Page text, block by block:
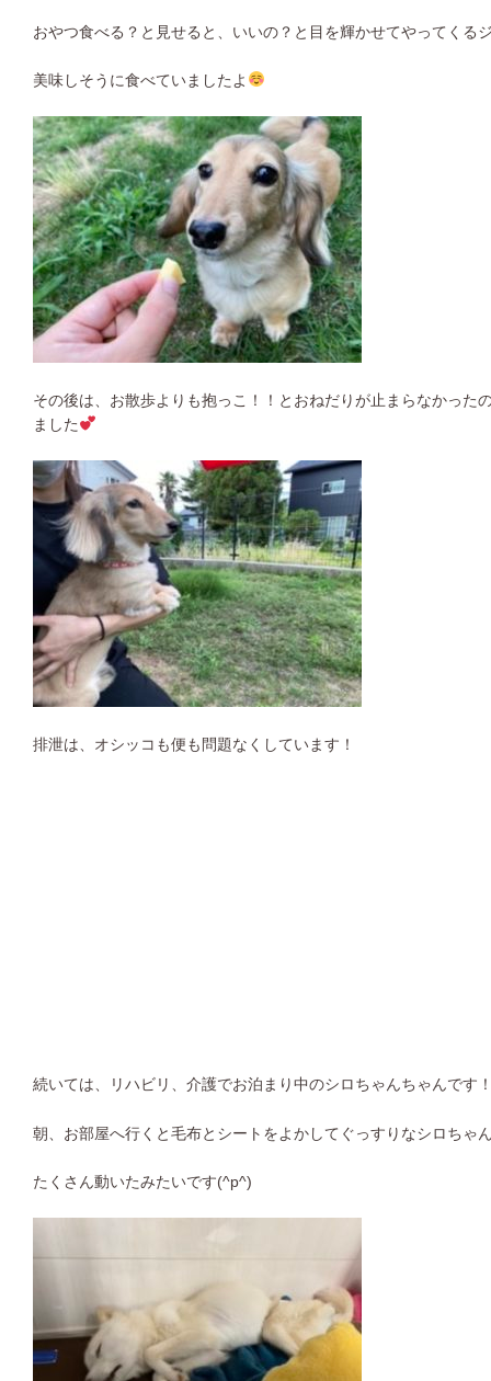
おやつ食べる？と見せると、いいの？と目を輝かせてやってくる
美味しそうに食べていましたよ
その後は、お散歩よりも抱っこ！！とおねだりが止まらなかった
ました
排泄は、オシッコも便も問題なくしています！
続いては、リハビリ、介護でお泊まり中のシロちゃんちゃんです
朝、お部屋へ行くと毛布とシートをよかしてぐっすりなシロちゃ
たくさん動いたみたいです(^p^)